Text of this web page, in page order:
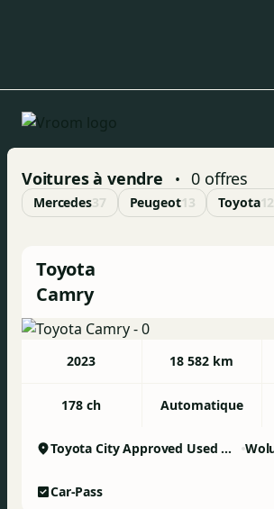
Voitures à vendre • 0 offres
Mercedes37 Peugeot13 Toyota12
Toyota
Camry
2023 18 582 km
178 ch Automatique
Toyota City Approved Used Woluwe
Car-Pass